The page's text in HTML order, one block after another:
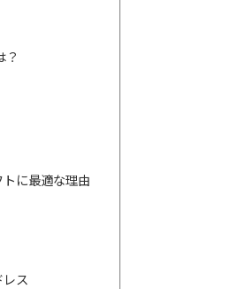
？
に最適な理由
ス